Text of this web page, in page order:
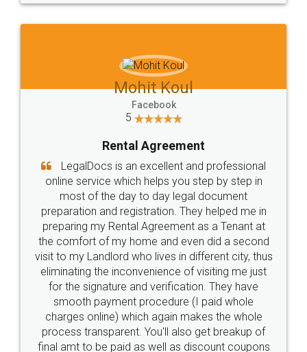
All
City : banglore
Experience : 14 years
Rating 0/5
Get Appointment
Food Court Free
Head Office
307-308 , Building No 3,
Sector 3, Millenium Business
Park (MBP) Mahape 400710
Email
hello@legaldocs.co.in
SHOW US SOME LOVE ON
SOCIAL MEDIA